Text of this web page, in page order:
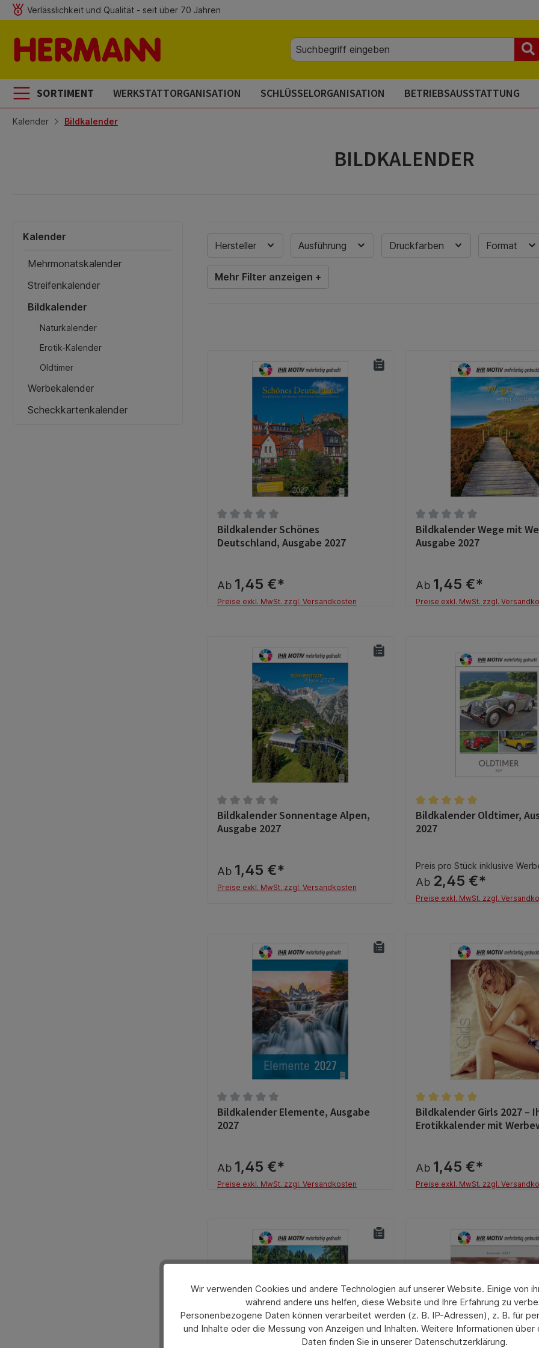
Hauptinhalt springen
Zur Suche springen
Zur Hauptnavigation springen
Verlässlichkeit und Qualität - seit über 70 Jahren
SORTIMENT WERKSTATTORGANISATION SCHLÜSSELORGANISATION BETRIEBSAUSSTATTUNG
Kalender Bildkalender
BILDKALENDER
Kalender
Mehrmonatskalender
Streifenkalender
Bildkalender
Naturkalender
Erotik-Kalender
Oldtimer
Werbekalender
Scheckkartenkalender
Hersteller Ausführung Druckfarben Format
Mehr Filter anzeigen +
Durchschnittliche Bewertung von 0 von 5 Sternen
Bildkalender Schönes
Deutschland, Ausgabe 2027
Ab 1,45 €*
Preise exkl. MwSt. zzgl. Versandkosten
Durchschnittliche
Bildkalender Wege mit
Ausgabe 2027
Ab 1,45 €*
Preise exkl. MwSt. zzgl.
Durchschnittliche Bewertung von 0 von 5 Sternen
Bildkalender Sonnentage Alpen,
Ausgabe 2027
Ab 1,45 €*
Preise exkl. MwSt. zzgl. Versandkosten
Durchschnittliche
Bildkalender Oldtimer,
2027
Preis pro Stück inklusive
Ab 2,45 €*
Preise exkl. MwSt. zzgl.
Durchschnittliche Bewertung von 0 von 5 Sternen
Bildkalender Elemente, Ausgabe
2027
Ab 1,45 €*
Preise exkl. MwSt. zzgl. Versandkosten
Durchschnittliche
Bildkalender Girls 2027 –
Erotikkalender mit
Ab 1,45 €*
Preise exkl. MwSt. zzgl.
Wir verwenden Cookies und andere Technologien auf unserer Website. Einige von
während andere uns helfen, diese Website und Ihre Erfahrung zu
Personenbezogene Daten können verarbeitet werden (z. B. IP-Adressen), z. B. für
und Inhalte oder die Messung von Anzeigen und Inhalten. Weitere Informationen über
Daten finden Sie in unserer Datenschutzerklärung.